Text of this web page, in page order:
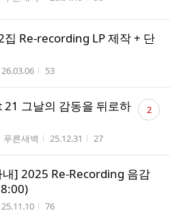
Re-recording LP 제작 + 단
작성시간
26.03.06 조회수
53
그날의 감동을 뒤로하
작성자
푸른새벽 작성시간
25.12.31 조회수
27
댓
글 2
] 2025 Re-Recording 음감
작성시간
25.11.10 조회수
76